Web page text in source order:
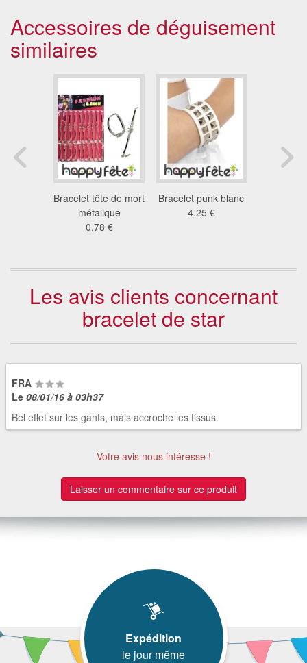
Accessoires de déguisement
similaires
Bracelet tête de mort
métalique
0.78 €
Bracelet punk blanc
4.25 €
Les avis clients concernant
bracelet de star
FRA
Le 08/01/16 à 03h37
Bel effet sur les gants, mais accroche les tissus.
Votre avis nous intéresse !
Laisser un commentaire sur ce produit
Expédition
le jour même